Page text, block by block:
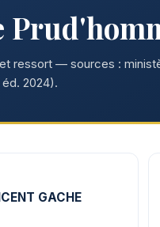
ressort — sources :
2024).
GACHE